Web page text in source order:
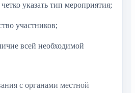
указать тип мероприятия;
участников;
всей необходимой
с органами местной